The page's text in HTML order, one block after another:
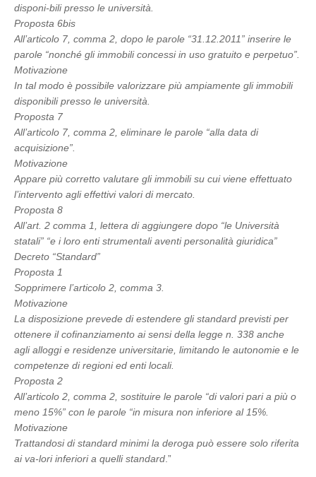
disponi-bili presso le università.
Proposta 6bis
All’articolo 7, comma 2, dopo le parole “31.12.2011” inserire le
parole “nonché gli immobili concessi in uso gratuito e perpetuo”.
Motivazione
In tal modo è possibile valorizzare più ampiamente gli immobili
disponibili presso le università.
Proposta 7
All’articolo 7, comma 2, eliminare le parole “alla data di
acquisizione”.
Motivazione
Appare più corretto valutare gli immobili su cui viene effettuato
l’intervento agli effettivi valori di mercato.
Proposta 8
All’art. 2 comma 1, lettera di aggiungere dopo “le Università
statali” “e i loro enti strumentali aventi personalità giuridica”
Decreto “Standard”
Proposta 1
Sopprimere l’articolo 2, comma 3.
Motivazione
La disposizione prevede di estendere gli standard previsti per
ottenere il cofinanziamento ai sensi della legge n. 338 anche
agli alloggi e residenze universitarie, limitando le autonomie e le
competenze di regioni ed enti locali.
Proposta 2
All’articolo 2, comma 2, sostituire le parole “di valori pari a più o
meno 15%” con le parole “in misura non inferiore al 15%.
Motivazione
Trattandosi di standard minimi la deroga può essere solo riferita
ai va-lori inferiori a quelli standard .”